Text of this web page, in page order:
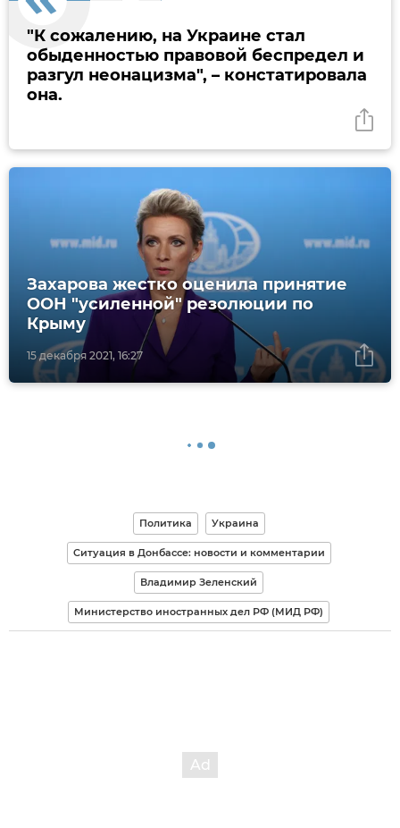
"К сожалению, на Украине стал
обыденностью правовой беспредел и
разгул неонацизма", – констатировала
она.
15 декабря 2021, 16:27
Захарова жестко оценила принятие
ООН "усиленной" резолюции по
Крыму
Политика Украина
Ситуация в Донбассе: новости и комментарии
Владимир Зеленский
Министерство иностранных дел РФ (МИД РФ)